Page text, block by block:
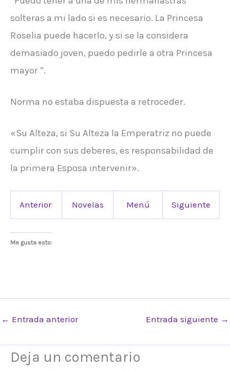
solteras a mi lado si es necesario. La Princesa
Roselia puede hacerlo, y si se la considera
demasiado joven, puedo pedirle a otra Princesa
mayor ”.
Norma no estaba dispuesta a retroceder.
«Su Alteza, si Su Alteza la Emperatriz no puede
cumplir con sus deberes, es responsabilidad de
la primera Esposa intervenir».
Anterior Novelas Menú Siguiente
Me gusta esto:
← Entrada anterior Entrada siguiente →
Deja un comentario